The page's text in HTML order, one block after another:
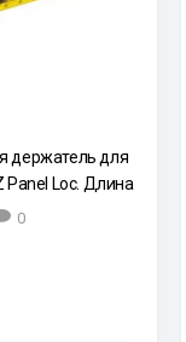
держатель для
Panel Loc. Длина
20.36мм.
0